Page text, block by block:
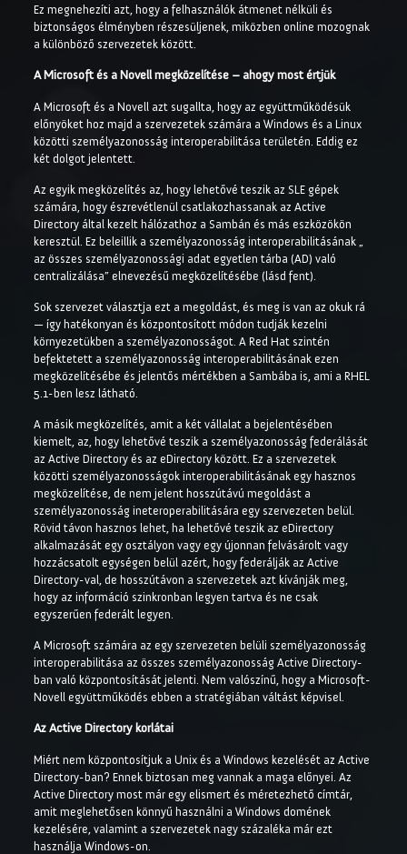
Ez megnehezíti azt, hogy a felhasználók átmenet nélküli és
biztonságos élményben részesüljenek, miközben online mozognak
a különböző szervezetek között.
A Microsoft és a Novell megközelítése – ahogy most értjük
A Microsoft és a Novell azt sugallta, hogy az együttműködésük
előnyöket hoz majd a szervezetek számára a Windows és a Linux
közötti személyazonosság interoperabilitása területén. Eddig ez
két dolgot jelentett.
Az egyik megközelítés az, hogy lehetővé teszik az SLE gépek
számára, hogy észrevétlenül csatlakozhassanak az Active
Directory által kezelt hálózathoz a Sambán és más eszközökön
keresztül. Ez beleillik a személyazonosság interoperabilitásának „
az összes személyazonossági adat egyetlen tárba (AD) való
centralizálása” elnevezésű megközelítésébe (lásd fent).
Sok szervezet választja ezt a megoldást, és meg is van az okuk rá
— így hatékonyan és központosított módon tudják kezelni
környezetükben a személyazonosságot. A Red Hat szintén
befektetett a személyazonosság interoperabilitásának ezen
megközelítésébe és jelentős mértékben a Sambába is, ami a RHEL
5.1-ben lesz látható.
A másik megközelítés, amit a két vállalat a bejelentésében
kiemelt, az, hogy lehetővé teszik a személyazonosság federálását
az Active Directory és az eDirectory között. Ez a szervezetek
közötti személyazonosságok interoperabilitásának egy hasznos
megközelítése, de nem jelent hosszútávú megoldást a
személyazonosság ineteroperabilitására egy szervezeten belül.
Rövid távon hasznos lehet, ha lehetővé teszik az eDirectory
alkalmazását egy osztályon vagy egy újonnan felvásárolt vagy
hozzácsatolt egységen belül azért, hogy federálják az Active
Directory-val, de hosszútávon a szervezetek azt kívánják meg,
hogy az információ szinkronban legyen tartva és ne csak
egyszerűen federált legyen.
A Microsoft számára az egy szervezeten belüli személyazonosság
interoperabilitása az összes személyazonosság Active Directory-
ban való központosítását jelenti. Nem valószínű, hogy a Microsoft-
Novell együttműködés ebben a stratégiában váltást képvisel.
Az Active Directory korlátai
Miért nem központosítjuk a Unix és a Windows kezelését az Active
Directory-ban? Ennek biztosan meg vannak a maga előnyei. Az
Active Directory most már egy elismert és méretezhető címtár,
amit meglehetősen könnyű használni a Windows domének
kezelésére, valamint a szervezetek nagy százaléka már ezt
használja Windows-on.